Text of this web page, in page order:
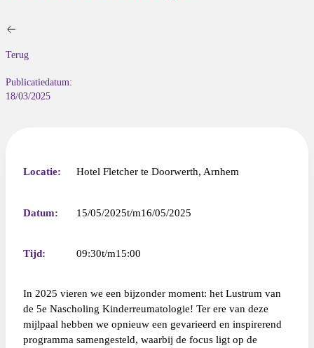
Terug
Publicatiedatum:
18/03/2025
Locatie: Hotel Fletcher te Doorwerth, Arnhem
Datum: 15/05/2025 16/05/2025
Tijd: 09:30 15:00
In 2025 vieren we een bijzonder moment: het Lustrum van
de 5e Nascholing Kinderreumatologie! Ter ere van deze
mijlpaal hebben we opnieuw een gevarieerd en inspirerend
programma samengesteld, waarbij de focus ligt op de